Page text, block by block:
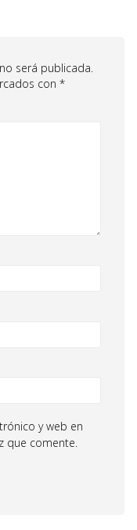
será publicada.
con *
y web en
que comente.